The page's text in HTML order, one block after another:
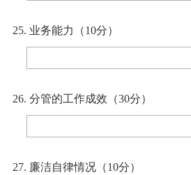
25. 业务能力（10分）
26. 分管的工作成效（30分）
27. 廉洁自律情况（10分）